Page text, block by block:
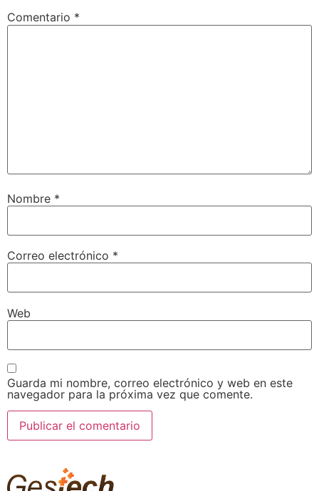
Comentario *
Nombre *
Correo electrónico *
Web
Guarda mi nombre, correo electrónico y web en este
navegador para la próxima vez que comente.